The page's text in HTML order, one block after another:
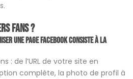
fans ?
une page Facebook consiste à la
: de l’URL de votre site en
complète, la photo de profil à